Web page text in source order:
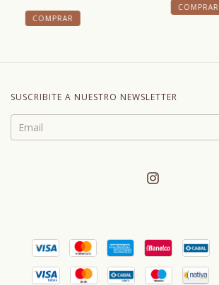
COMPRAR
COMPRAR
SUSCRIBITE A NUESTRO NEWSLETTER